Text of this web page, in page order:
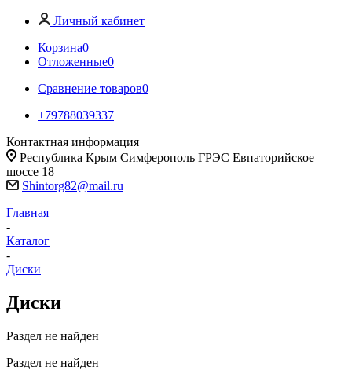
Личный кабинет
Корзина0
Отложенные0
Сравнение товаров0
+79788039337
Контактная информация
Республика Крым Симферополь ГРЭС Евпаторийское
шоссе 18
Shintorg82@mail.ru
Главная
-
Каталог
-
Диски
Диски
Раздел не найден
Раздел не найден